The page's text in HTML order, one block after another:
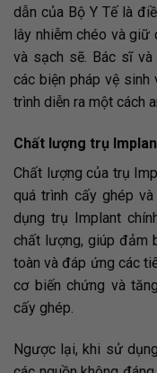
dẫn của Bộ Y Tế là
lây nhiễm chéo và giữ
và sạch sẽ. Bác sĩ
các biện pháp vệ
trình diễn ra một cách
Chất lượng trụ
Chất lượng của trụ
quá trình cấy ghép
dụng trụ Implant
chất lượng, giúp đảm
toàn và đáp ứng các
cơ biến chứng và
cấy ghép.
Ngược lại, khi sử